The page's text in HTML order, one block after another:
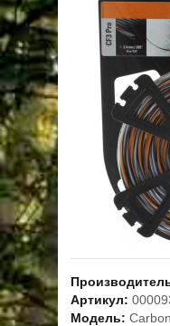
О КОМПАНИИ
ДОСТАВКА
ОПЛАТА
ГАРАНТИЯ И
АКЦИИ
Артикул:
Модель: